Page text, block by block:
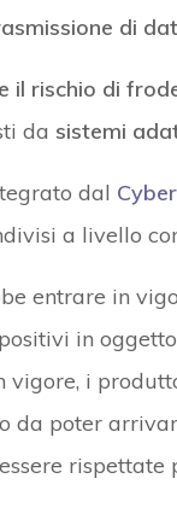
di
il rischio di
da sistemi
dal
a livello
entrare in
in
vigore, i
da poter